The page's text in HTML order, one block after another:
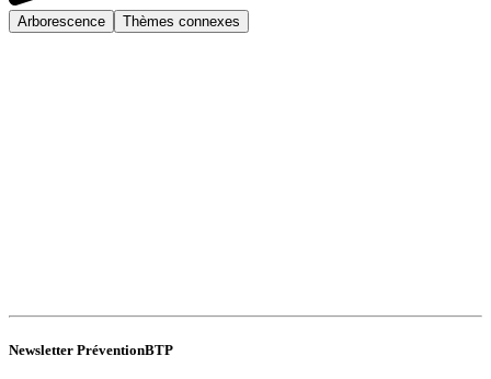
Arborescence Thèmes connexes
Newsletter PréventionBTP